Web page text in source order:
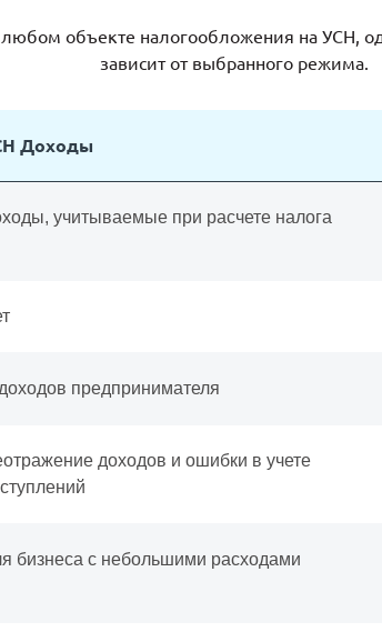
объекте налогообложения на УСН,
зависит от выбранного режима.
Доходы
учитываемые при расчете налога
предпринимателя
доходов и ошибки в учете
бизнеса с небольшими расходами